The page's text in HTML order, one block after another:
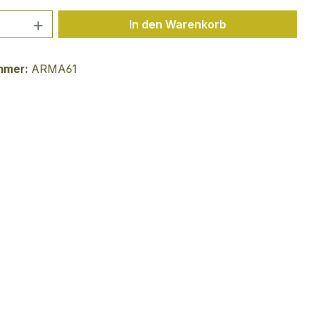
Anzahl: Gib den gewünschten Wert
In den Warenkorb
ARMA61